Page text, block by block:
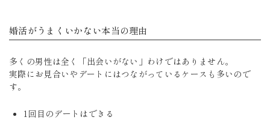
婚活がうまくいかない本当の理由
多くの男性は全く「出会いがない」わけではありません。
実際にお見合いやデートにはつながっているケースも多いので
す。
1回目のデートはできる